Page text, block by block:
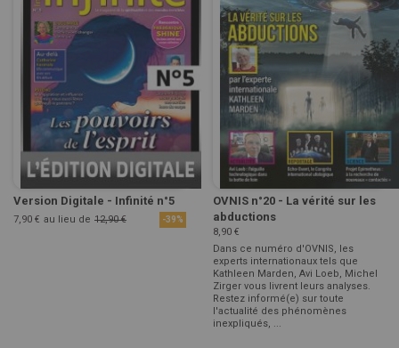
Version Digitale - Infinité n°5
7,90 € au lieu de 12,90 € -39%
OVNIS n°20 - La vérité sur les
abductions
8,90 €
Dans ce numéro d'OVNIS, les
experts internationaux tels que
Kathleen Marden, Avi Loeb, Michel
Zirger vous livrent leurs analyses.
Restez informé(e) sur toute
l'actualité des phénomènes
inexpliqués, ...